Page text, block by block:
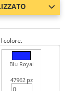
colore.
Blu Royal
47962 pz